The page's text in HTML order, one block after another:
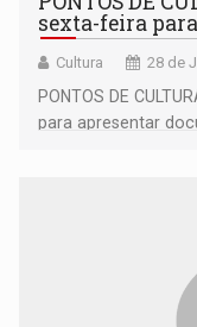
sexta-feira
Cultura 28 de
PONTOS DE
para apresentar